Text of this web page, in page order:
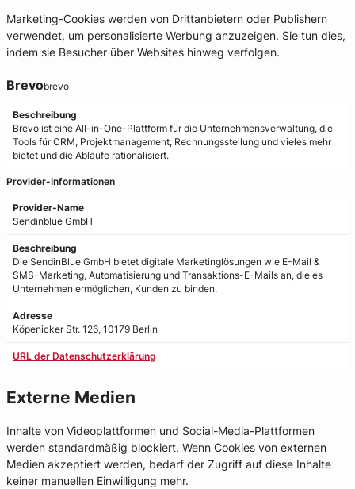
Marketing-Cookies werden von Drittanbietern oder Publishern
verwendet, um personalisierte Werbung anzuzeigen. Sie tun dies,
indem sie Besucher über Websites hinweg verfolgen.
Brevobrevo
Beschreibung
Brevo ist eine All-in-One-Plattform für die Unternehmensverwaltung, die
Tools für CRM, Projektmanagement, Rechnungsstellung und vieles mehr
bietet und die Abläufe rationalisiert.
Provider-Informationen
Provider-Name
Sendinblue GmbH
Beschreibung
Die SendinBlue GmbH bietet digitale Marketinglösungen wie E-Mail &
SMS-Marketing, Automatisierung und Transaktions-E-Mails an, die es
Unternehmen ermöglichen, Kunden zu binden.
Adresse
Köpenicker Str. 126, 10179 Berlin
URL der Datenschutzerklärung
Externe Medien
Inhalte von Videoplattformen und Social-Media-Plattformen
werden standardmäßig blockiert. Wenn Cookies von externen
Medien akzeptiert werden, bedarf der Zugriff auf diese Inhalte
keiner manuellen Einwilligung mehr.